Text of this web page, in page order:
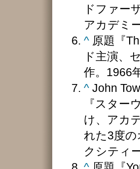
ドファー
アカデミ
^ 原題『
ド主演、
作。1966
^ John
『スター
け、アカ
れた3度
クシティ